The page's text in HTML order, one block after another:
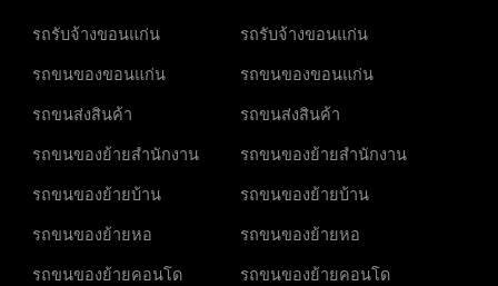
รถรับจ้างขอนแก่น
รถขนของขอนแก่น
รถขนส่งสินค้า
รถขนของย้ายสำนักงาน
รถขนของย้ายบ้าน
รถขนของย้ายหอ
รถขนของย้ายคอนโด
รถรับจ้างขอนแก่น
รถขนของขอนแก่น
รถขนส่งสินค้า
รถขนของย้ายสำนักงาน
รถขนของย้ายบ้าน
รถขนของย้ายหอ
รถขนของย้ายคอนโด